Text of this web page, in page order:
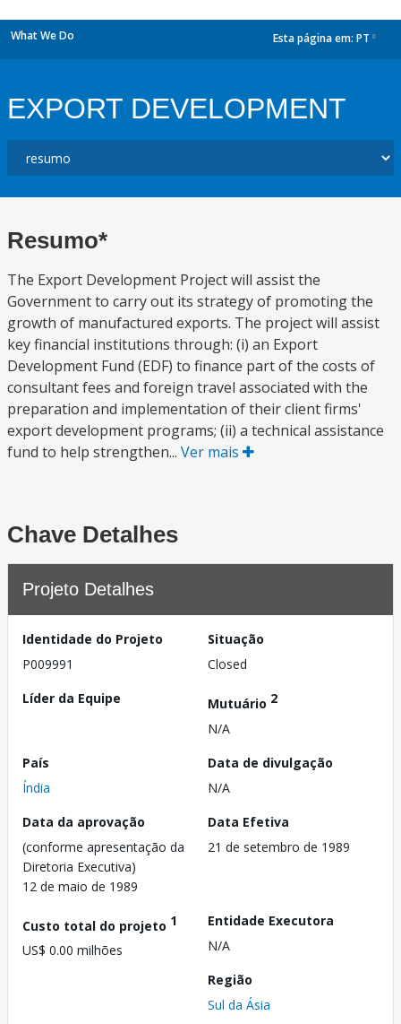
What We Do Esta página em: PT
EXPORT DEVELOPMENT
Resumo*
The Export Development Project will assist the
Government to carry out its strategy of promoting the
growth of manufactured exports. The project will assist
key financial institutions through: (i) an Export
Development Fund (EDF) to finance part of the costs of
consultant fees and foreign travel associated with the
preparation and implementation of their client firms'
export development programs; (ii) a technical assistance
fund to help strengthen... Ver mais
Chave Detalhes
Projeto Detalhes
Identidade do Projeto
P009991
Situação
Closed
Líder da Equipe
Mutuário 2
N/A
País
Índia
Data de divulgação
N/A
Data da aprovação
(conforme apresentação da
Diretoria Executiva)
12 de maio de 1989
Data Efetiva
21 de setembro de 1989
Custo total do projeto 1
US$ 0.00 milhões
Entidade Executora
N/A
Região
Sul da Ásia